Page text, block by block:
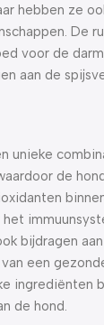
hebben ze
De
voor de
aan de
unieke
de
bijdragen
een
ingrediënten
de hond.